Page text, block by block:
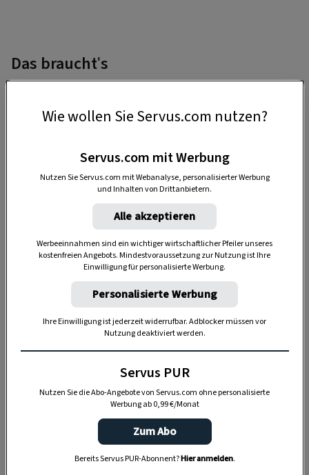
Das braucht's
Farbe
Topf
„Servus Garten“ auf WhatsApp
Nutzen Sie WhatsApp auf Ihrem Handy und lieben es, auf
dem Balkon, der Terrasse oder im Garten zu werkeln? In
Wie wollen Sie Servus.com nutzen?
Servus.com mit Werbung
Nutzen Sie Servus.com mit Webanalyse, personalisierter Werbung
und Inhalten von Drittanbietern.
Alle akzeptieren
Werbeeinnahmen sind ein wichtiger wirtschaftlicher Pfeiler unseres
kostenfreien Angebots. Mindestvoraussetzung zur Nutzung ist Ihre
Einwilligung für personalisierte Werbung.
Personalisierte Werbung
Ihre Einwilligung ist jederzeit widerrufbar. Adblocker müssen vor
Nutzung deaktiviert werden.
Servus PUR
Nutzen Sie die Abo-Angebote von Servus.com ohne personalisierte
Werbung ab 0,99 €/Monat
Zum Abo
Bereits Servus PUR-Abonnent?Hier anmelden.